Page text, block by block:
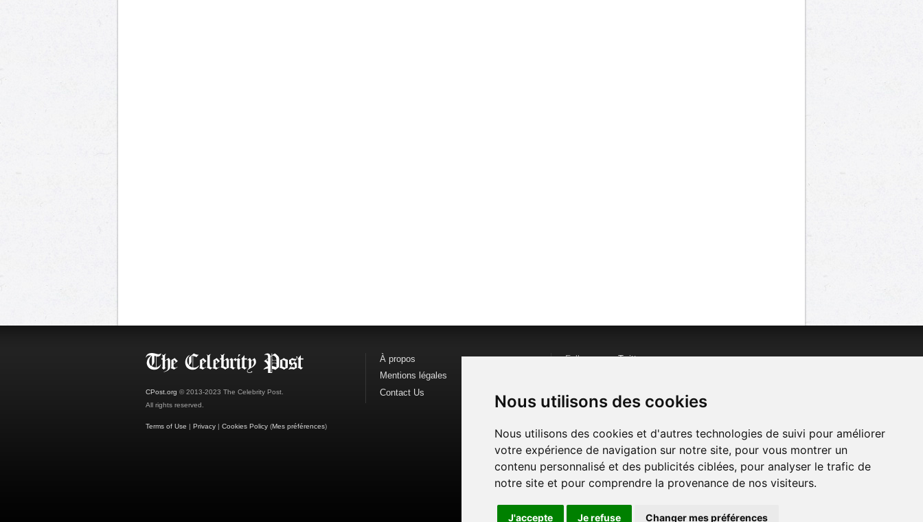
Nous utilisons des cookies
Nous utilisons des cookies et d'autres technologies de suivi pour améliorer
votre expérience de navigation sur notre site, pour vous montrer un
contenu personnalisé et des publicités ciblées, pour analyser le trafic de
notre site et pour comprendre la provenance de nos visiteurs.
J'accepte Je refuse Changer mes préférences
CPost.org © 2013-2023 The Celebrity Post.
All rights reserved.
Terms of Use | Privacy | Cookies Policy (Mes préférences)
À propos
Mentions légales
Contact Us
Follow us onTwitter
Watch us on